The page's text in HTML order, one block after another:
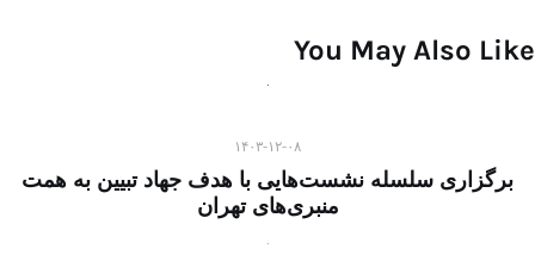
You May Also Like
۱۴۰۳-۱۲-۰۸
برگزاری سلسله نشست‌هایی با هدف جهاد تبیین به همت
منبری‌های تهران